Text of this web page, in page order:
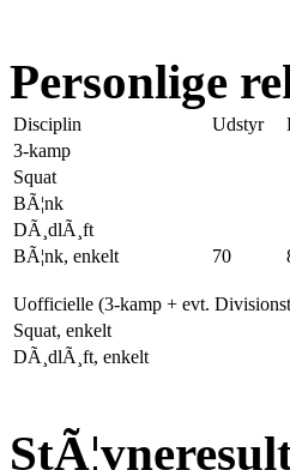
Personlige
Disciplin Udstyr
3-kamp
Squat
BÃ¦nk
DÃ¸dlÃ¸ft
BÃ¦nk, enkelt
70
Uofficielle (3-kamp + evt.
Squat, enkelt
DÃ¸dlÃ¸ft, enkelt